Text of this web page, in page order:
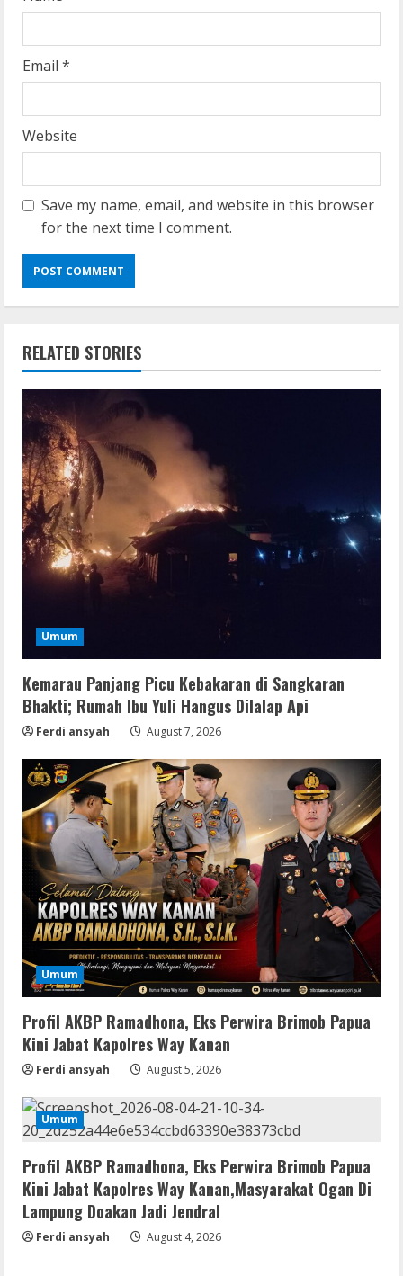
Email *
Website
Save my name, email, and website in this browser
for the next time I comment.
RELATED STORIES
Umum
Kemarau Panjang Picu Kebakaran di Sangkaran
Bhakti; Rumah Ibu Yuli Hangus Dilalap Api
Ferdi ansyah August 7, 2026
Umum
Profil AKBP Ramadhona, Eks Perwira Brimob Papua
Kini Jabat Kapolres Way Kanan
Ferdi ansyah August 5, 2026
Umum
Profil AKBP Ramadhona, Eks Perwira Brimob Papua
Kini Jabat Kapolres Way Kanan,Masyarakat Ogan Di
Lampung Doakan Jadi Jendral
Ferdi ansyah August 4, 2026
2
VL
Office 365 Mondo Pre-Activated
August 7, 2026
3
Umum
Kemarau Panjang Picu Kebakaran di
Sangkaran Bhakti; Rumah Ibu Yuli
Hangus Dilalap Api
August 7, 2026
4
Serialers
Adobe Acrobat Pro 2021 Portable only
[100% Worked] [Windows] 2025
5
VL
Office 2021 Home & Student 64 bit ISO
August 7, 2026
Serialers
jv16 PowerTools Free[Activated]